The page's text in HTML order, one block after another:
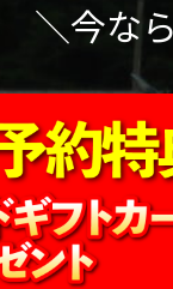
＼今な